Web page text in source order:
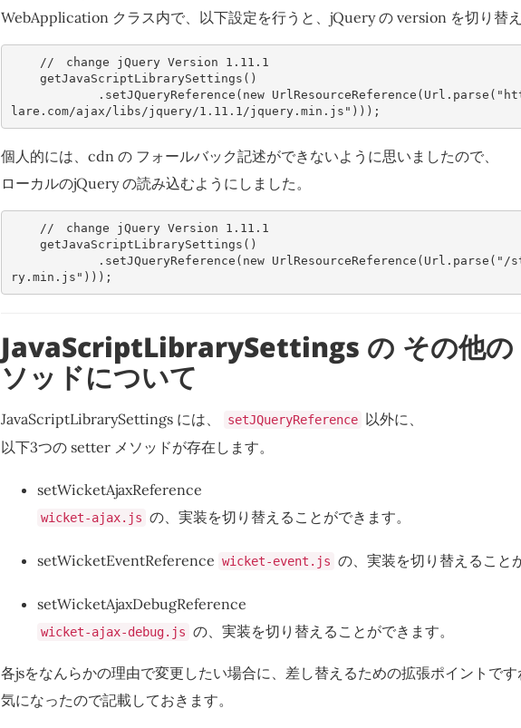
WebApplication クラス内で、以下設定を行うと、jQuery の version を切り替
//　change jQuery Version 1.11.1
getJavaScriptLibrarySettings ()
. setJQueryReference ( new UrlResourceReference ( Url . parse (
lare.com/ajax/libs/jquery/1.11.1/jquery.min.js" )));
個人的には、cdn の フォールバック記述ができないように思いましたので、
ローカルのjQuery の読み込むようにしました。
//　change jQuery Version 1.11.1
getJavaScriptLibrarySettings ()
. setJQueryReference ( new UrlResourceReference ( Url . parse ( "/
ry.min.js" )));
JavaScriptLibrarySettings の その他
ソッドについて
JavaScriptLibrarySettings には、 setJQueryReference 以外に、
以下3つの setter メソッドが存在します。
setWicketAjaxReference
wicket-ajax.js の、実装を切り替えることができます。
setWicketEventReference wicket-event.js の、実装を切り替えること
setWicketAjaxDebugReference
wicket-ajax-debug.js の、実装を切り替えることができます。
各jsをなんらかの理由で変更したい場合に、差し替えるための拡張ポイントです
気になったので記載しておきます。